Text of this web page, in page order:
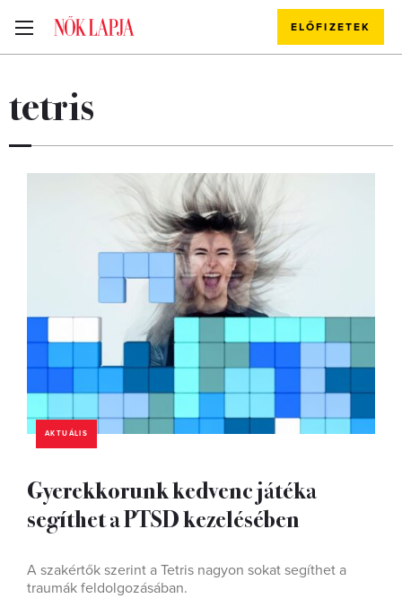
ELŐFIZETEK
tetris
AKTUÁLIS
Gyerekkorunk kedvenc játéka
segíthet a PTSD kezelésében
A szakértők szerint a Tetris nagyon sokat segíthet a
traumák feldolgozásában.